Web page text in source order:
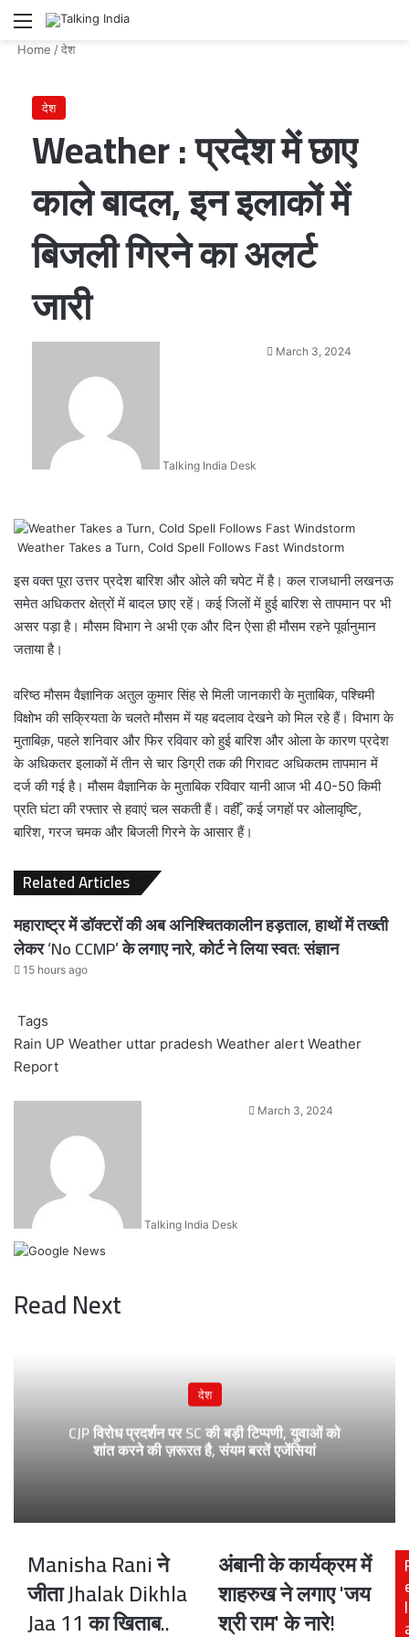
Menu
Home /देश
देश
Weather : प्रदेश में छाए
काले बादल, इन इलाकों में
बिजली गिरने का अलर्ट
जारी
Talking India Desk
SendMarch 3, 2024
Weather Takes a Turn, Cold Spell Follows Fast Windstorm
इस वक्त पूरा उत्तर प्रदेश बारिश और ओले की चपेट में है। कल राजधानी लखनऊ
समेत अधिकतर क्षेत्रों में बादल छाए रहें। कई जिलों में हुई बारिश से तापमान पर भी
असर पड़ा है। मौसम विभाग ने अभी एक और दिन ऐसा ही मौसम रहने पूर्वानुमान
जताया है।
वरिष्ठ मौसम वैज्ञानिक अतुल कुमार सिंह से मिली जानकारी के मुताबिक, पश्चिमी
विक्षोभ की सक्रियता के चलते मौसम में यह बदलाव देखने को मिल रहे हैं। विभाग के
मुताबिक़, पहले शनिवार और फिर रविवार को हुई बारिश और ओला के कारण प्रदेश
के अधिकतर इलाकों में तीन से चार डिग्री तक की गिरावट अधिकतम तापमान में
दर्ज की गई है। मौसम वैज्ञानिक के मुताबिक रविवार यानी आज भी 40-50 किमी
प्रति घंटा की रफ्तार से हवाएं चल सकती हैं। वहीँ, कई जगहों पर ओलावृष्टि,
बारिश, गरज चमक और बिजली गिरने के आसार हैं।
Related Articles
महाराष्ट्र में डॉक्टरों की अब अनिश्चितकालीन हड़ताल, हाथों में तख्ती
लेकर ‘No CCMP’ के लगाए नारे, कोर्ट ने लिया स्वत: संज्ञान
15 hours ago
Tags
Rain UP Weather uttar pradesh Weather alert Weather
Report
Talking India Desk
SendMarch 3, 2024
Read Next
देश
CJP विरोध प्रदर्शन पर SC की बड़ी टिप्पणी, युवाओं को
शांत करने की ज़रूरत है, संयम बरतें एजेंसियां
Manisha
ने
जीता
Manisha Rani ने
जीता Jhalak Dikhla
Jaa 11 का खिताब..
अंबानी
कार्यक्रम
में
अंबानी के कार्यक्रम में
शाहरुख ने लगाए 'जय
श्री राम' के नारे! l